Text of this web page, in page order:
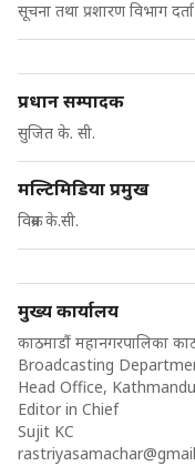
सूचना तथा प्रशारण विभाग
प्रधान सम्पादक
सुजित के. सी.
मल्टिमिडिया प्रमुख
विक्रम के.सी.
मुख्य कार्यालय
काठमाडौं महानगरपालिका
Broadcasting
Head Office,
Editor in Chief
Sujit KC